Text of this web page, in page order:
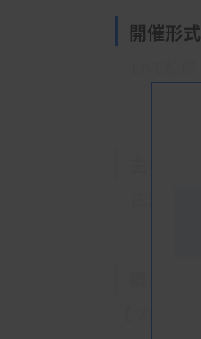
開催形式